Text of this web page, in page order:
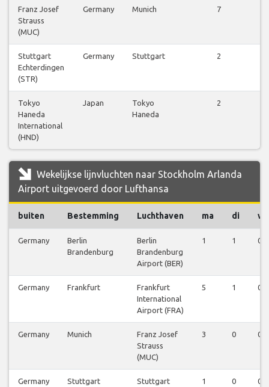
Franz Josef
Strauss
(MUC)
Germany Munich 7
Stuttgart
Echterdingen
(STR)
Germany Stuttgart 2
Tokyo
Haneda
International
(HND)
Japan
Tokyo
Haneda
2
Wekelijkse lijnvluchten naar Stockholm Arlanda
Airport uitgevoerd door Lufthansa
buiten Bestemming Luchthaven ma di wo
Germany
Berlin
Brandenburg
Berlin
Brandenburg
Airport (BER)
1 1 0
Germany Frankfurt
Frankfurt
International
Airport (FRA)
5 1 0
Germany Munich
Franz Josef
Strauss
(MUC)
3 0 0
Germany Stuttgart
Stuttgart
1 0 0